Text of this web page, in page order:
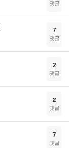
댓글
7
댓글
2
댓글
2
댓글
7
댓글